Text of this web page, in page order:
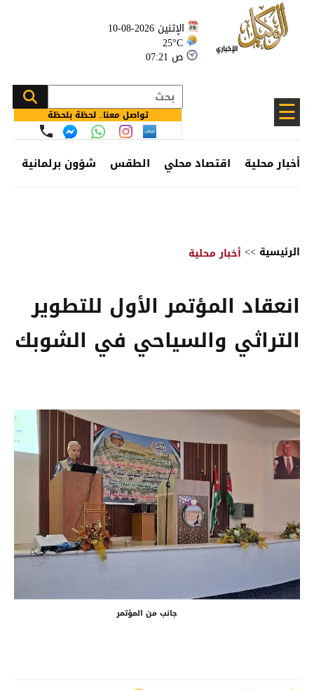
الإثنين 2026-08-10
25°C
07:21 ص
☰ تواصل معنا.. لحظة بلحظة
أخبار محلية اقتصاد محلي الطقس شؤون برلمانية
الرئيسية >> أخبار محلية
انعقاد المؤتمر الأول للتطوير
التراثي والسياحي في الشوبك
جانب من المؤتمر